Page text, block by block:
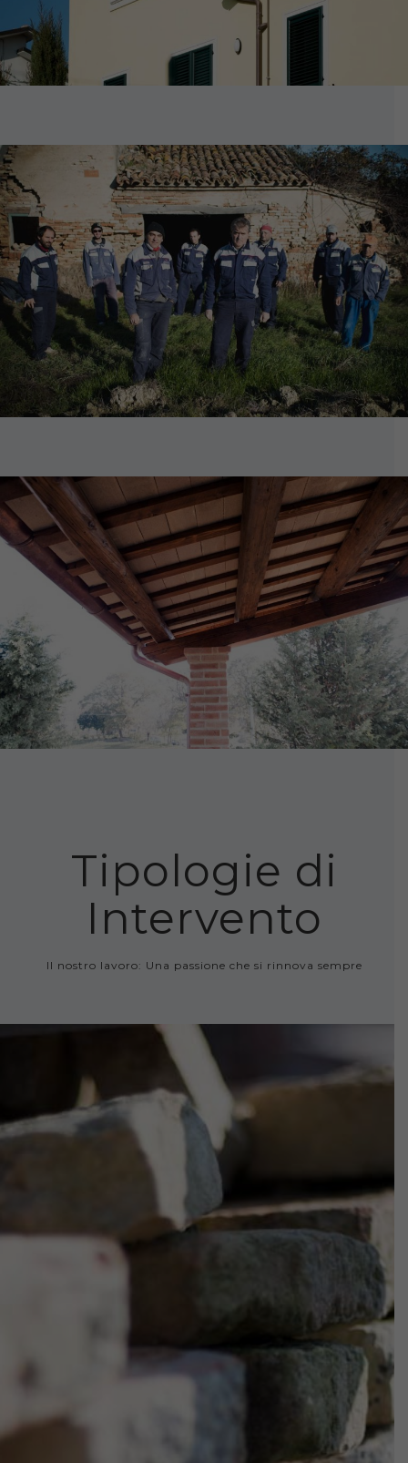
Tipologie di
Intervento
Il nostro lavoro: Una passione che si rinnova sempre